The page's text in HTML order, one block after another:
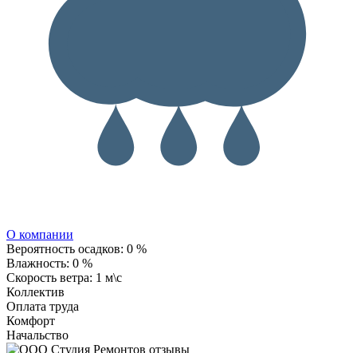
О компании
Вероятность осадков: 0 %
Влажность: 0 %
Скорость ветра: 1 м\с
Коллектив
Оплата труда
Комфорт
Начальство